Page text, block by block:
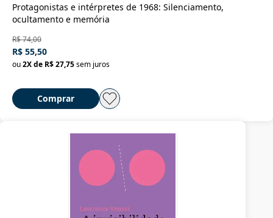
Protagonistas e intérpretes de 1968: Silenciamento,
ocultamento e memória
R$ 74,00
R$ 55,50
ou2X de R$ 27,75sem juros
Comprar